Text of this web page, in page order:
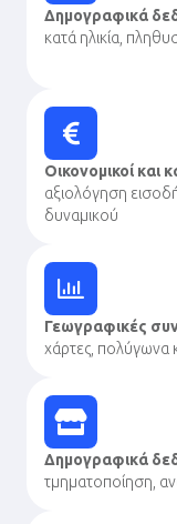
Δημογραφικά
κατά ηλικία,
Οικονομικοί και
αξιολόγηση
δυναμικού
Γεωγραφικές
χάρτες, πολύγωνα
Δημογραφικά
τμηματοποίηση,